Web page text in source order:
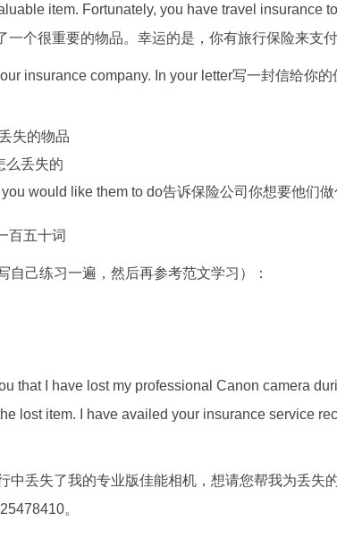
item. Fortunately, you have travel insurance
个很重要的物品。幸运的是，你有旅行保险来支付
insurance company. In your letter写一封信给你
失的物品
么丢失的
would like them to do告诉保险公司你想要他们做
百五十词
自己练习一遍，然后再参考范文学习）：
that I have lost my professional Canon camera
lost item. I have availed your insurance service
中丢失了我的专业版佳能相机，想请您帮我为丢失
。